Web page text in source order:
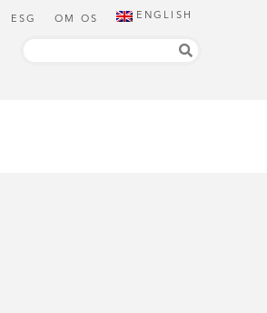
ESG OM OS ENGLISH